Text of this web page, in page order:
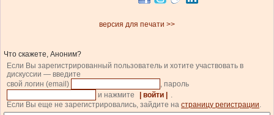
версия для печати >>
Что скажете, Аноним?
Если Вы зарегистрированный пользователь и хотите участвовать в
дискуссии — введите
свой логин (email)
, пароль
и нажмите
| войти |
.
Если Вы еще не зарегистрировались, зайдите на страницу регистрации.